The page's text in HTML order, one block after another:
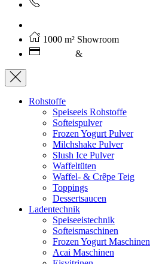
1000 m² Showroom
&
Rohstoffe
Speiseeis Rohstoffe
Softeispulver
Frozen Yogurt Pulver
Milchshake Pulver
Slush Ice Pulver
Waffeltüten
Waffel- & Crêpe Teig
Toppings
Dessertsaucen
Ladentechnik
Speiseeistechnik
Softeismaschinen
Frozen Yogurt Maschinen
Acai Maschinen